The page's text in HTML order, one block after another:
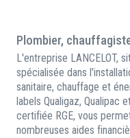
Plombier,
L'entreprise LANCELOT,
spécialisée dans
sanitaire, chauffage et
labels Qualigaz, Qualipac
certifiée RGE, vous
nombreuses aides